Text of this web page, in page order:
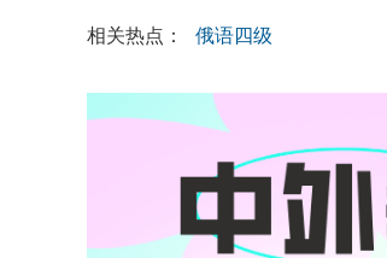
相关热点： 俄语四级